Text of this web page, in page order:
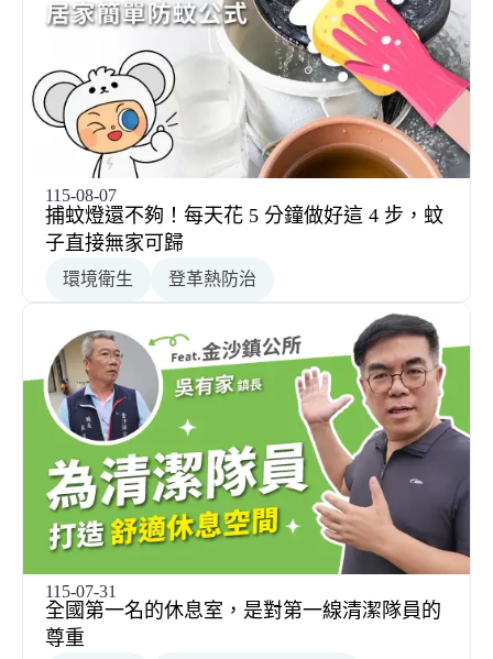
115-08-07
捕蚊燈還不夠！每天花 5 分鐘做好這 4 步，蚊
子直接無家可歸
環境衛生 登革熱防治
115-07-31
全國第一名的休息室，是對第一線清潔隊員的
尊重